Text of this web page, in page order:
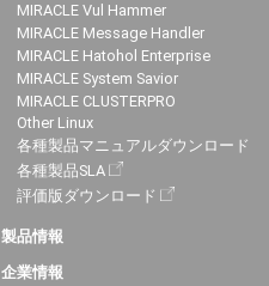
MIRACLE Vul Hammer
MIRACLE Message Handler
MIRACLE Hatohol Enterprise
MIRACLE System Savior
MIRACLE CLUSTERPRO
Other Linux
各種製品マニュアルダウンロード
各種製品SLA
評価版ダウンロード
製品情報
企業情報